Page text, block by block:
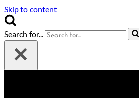
Skip to content
Search for...